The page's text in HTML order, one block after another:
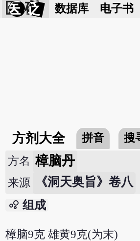
医 砭 数据库 电子书
方剂大全 拼音 搜
方名 樟脑丹
来源 《洞天奥旨》卷八
bubble_chart 组成
樟脑9克 雄黄9克(为末)